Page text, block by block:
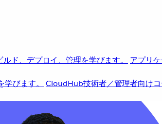
ド、デプロイ、管理を学びます。 アプリ
びます。 CloudHub技術者／管理者向け